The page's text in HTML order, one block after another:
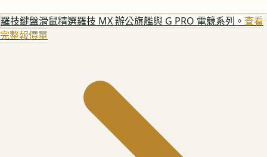
羅技鍵盤滑鼠精選羅技 MX 辦公旗艦與 G PRO 電競系列。 查看
完整報價單